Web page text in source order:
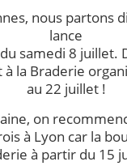
nous partons
lance
samedi 8 juillet.
la Braderie
au 22 juillet !
on
à Lyon car la
à partir du 15